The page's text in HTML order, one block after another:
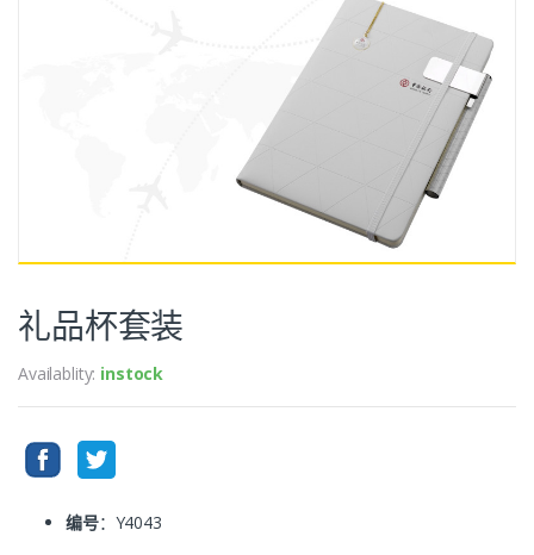
礼品杯套装
Availablity: instock
编号：Y4043